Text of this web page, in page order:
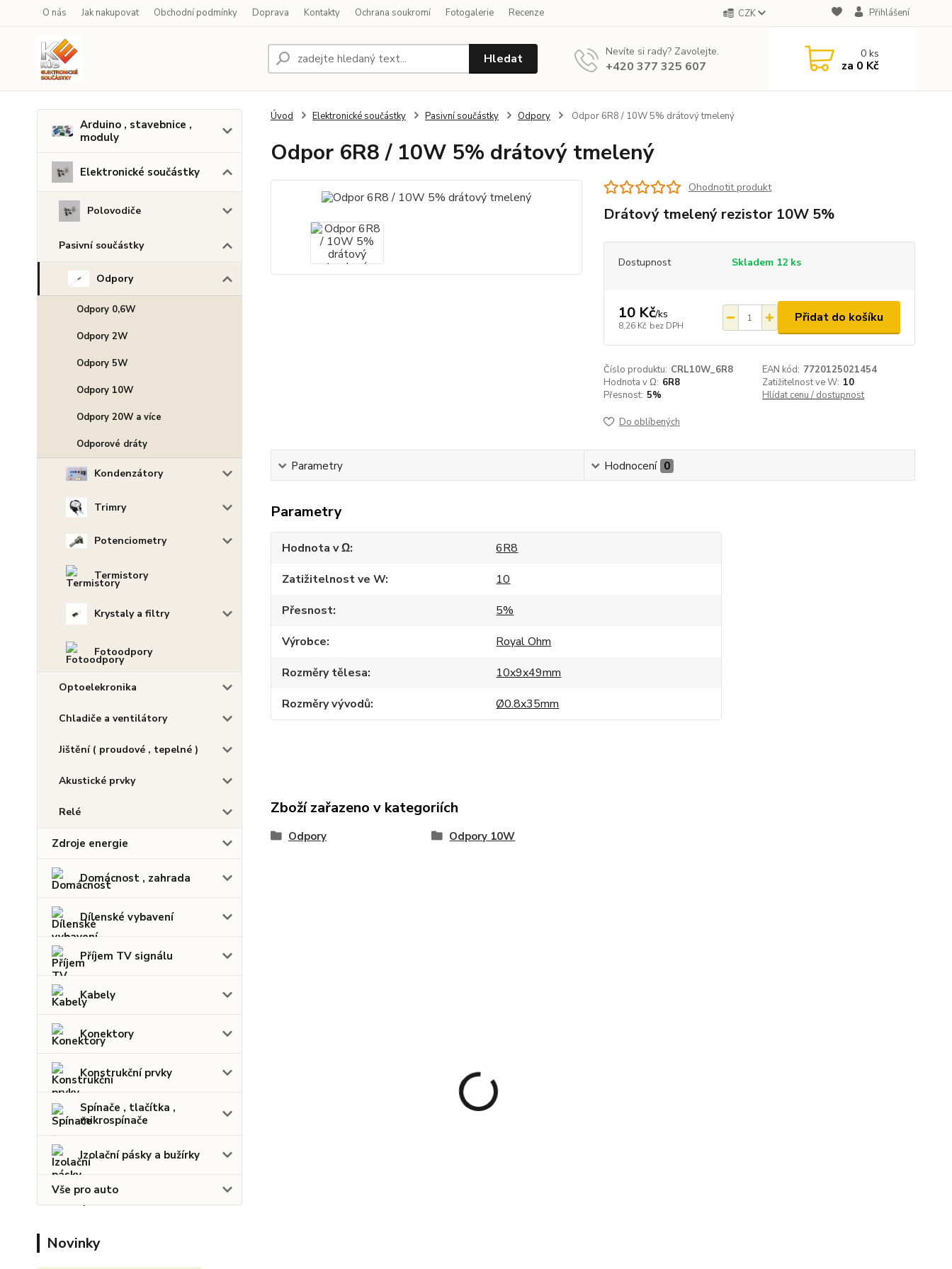
O nás Jak nakupovat Obchodní podmínky Doprava Kontakty Ochrana soukromí Fotogalerie Recenze CZK Přihlášení
Hledat Nevíte si rady? Zavolejte.
+420 377 325 607
0ks
za 0 Kč
Arduino , stavebnice ,
moduly
Elektronické součástky
Polovodiče
Pasivní součástky
Odpory
Odpory 0,6W
Odpory 2W
Odpory 5W
Odpory 10W
Odpory 20W a více
Odporové dráty
Kondenzátory
Trimry
Potenciometry
Termistory
Krystaly a filtry
Fotoodpory
Optoelekronika
Chladiče a ventilátory
Jištění ( proudové , tepelné )
Akustické prvky
Relé
Zdroje energie
Domácnost , zahrada
Dílenské vybavení
Příjem TV signálu
Kabely
Konektory
Konstrukční prvky
Spínače , tlačítka ,
mikrospínače
Izolační pásky a bužírky
Vše pro auto
Novinky
Úvod Elektronické součástky Pasivní součástky Odpory Odpor 6R8 / 10W 5% drátový tmelený
Odpor 6R8 / 10W 5% drátový tmelený
Ohodnotit produkt
Drátový tmelený rezistor 10W 5%
Dostupnost Skladem 12 ks
10 Kč/ks
8,26 Kč bez DPH
Přidat do košíku
Číslo produktu: CRL10W_6R8 EAN kód: 7720125021454
Hodnota v Ω: 6R8 Zatižitelnost ve W: 10
Přesnost: 5% Hlídat cenu / dostupnost
Do oblíbených
Parametry Hodnocení 0
Parametry
Hodnota v Ω
6R8
Zatižitelnost ve W
10
Přesnost
5%
Výrobce
Royal Ohm
Rozměry tělesa
10x9x49mm
Rozměry vývodů
Ø0.8x35mm
Zboží zařazeno v kategoriích
Odpory Odpory 10W